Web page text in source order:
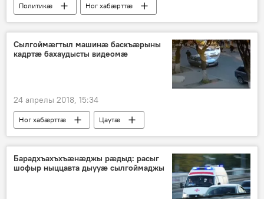
Политикӕ
Ног хабӕрттӕ
Хуссар Ирыстоны
Сылгоймæгтыл машинæ баскъæрыны
кадртæ бахаудысты видеомæ
24 апрелы 2018, 15:34
Ног хабӕрттӕ
Цаутӕ
Хуссар Ирыстоны
Барадхъахъхъæнæджы рæдыд: расыг
шофыр ныццавта дыууæ сылгоймаджы